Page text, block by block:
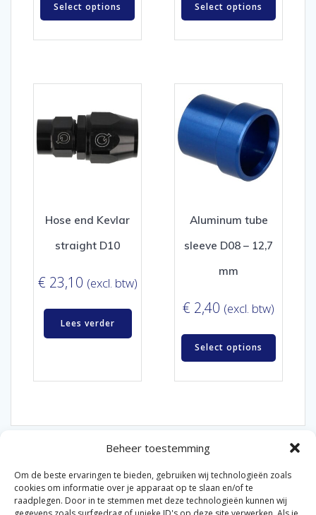
Beheer toestemming
Om de beste ervaringen te bieden, gebruiken wij technologieën zoals
cookies om informatie over je apparaat op te slaan en/of te
raadplegen. Door in te stemmen met deze technologieën kunnen wij
Select options Select options
Hose end Kevlar
straight D10
€ 23,10 (excl. btw)
Lees verder
Aluminum tube
sleeve D08 – 12,7
mm
€ 2,40 (excl. btw)
Select options